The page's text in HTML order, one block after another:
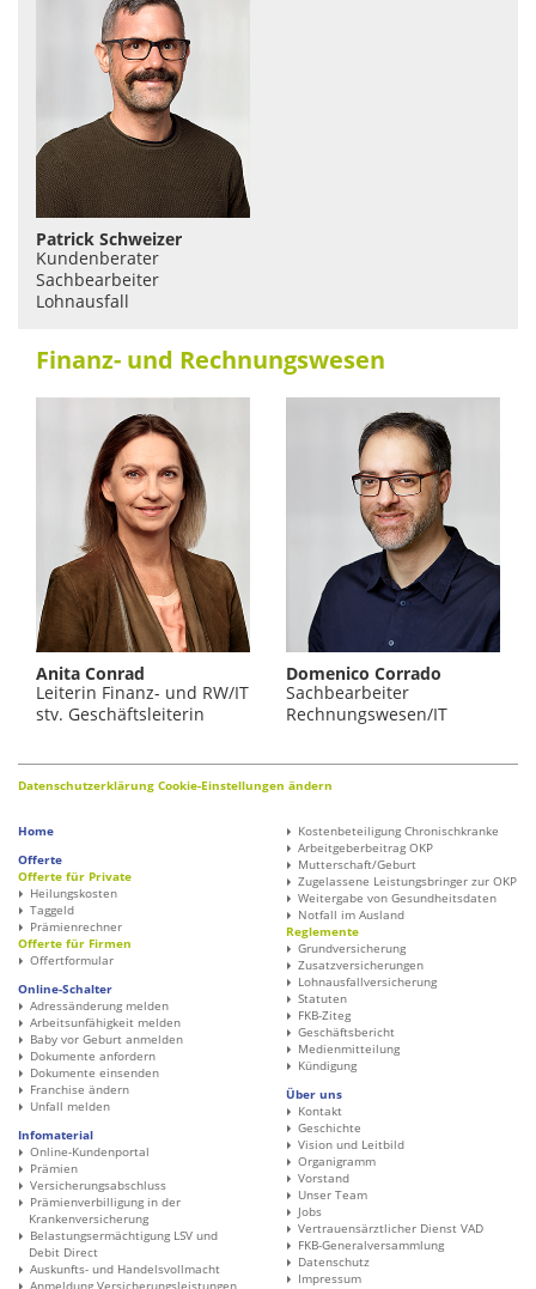
Patrick Schweizer
Kundenberater
Sachbearbeiter
Lohnausfall
Finanz- und Rechnungswesen
Anita Conrad
Leiterin Finanz- und RW/IT
stv. Geschäftsleiterin
Domenico Corrado
Sachbearbeiter
Rechnungswesen/IT
Datenschutzerklärung Cookie-Einstellungen ändern
Home
Offerte
Offerte für Private
Heilungskosten
Taggeld
Prämienrechner
Offerte für Firmen
Offertformular
Online-Schalter
Adressänderung melden
Arbeitsunfähigkeit melden
Baby vor Geburt anmelden
Dokumente anfordern
Dokumente einsenden
Franchise ändern
Unfall melden
Infomaterial
Online-Kundenportal
Prämien
Versicherungsabschluss
Prämienverbilligung in der
Krankenversicherung
Belastungsermächtigung LSV und
Debit Direct
Auskunfts- und Handelsvollmacht
Anmeldung Versicherungsleistungen
Kostenbeteiligung Chronischkranke
Arbeitgeberbeitrag OKP
Mutterschaft/Geburt
Zugelassene Leistungsbringer zur OKP
Weitergabe von Gesundheitsdaten
Notfall im Ausland
Reglemente
Grundversicherung
Zusatzversicherungen
Lohnausfallversicherung
Statuten
FKB-Ziteg
Geschäftsbericht
Medienmitteilung
Kündigung
Über uns
Kontakt
Geschichte
Vision und Leitbild
Organigramm
Vorstand
Unser Team
Jobs
Vertrauensärztlicher Dienst VAD
FKB-Generalversammlung
Datenschutz
Impressum